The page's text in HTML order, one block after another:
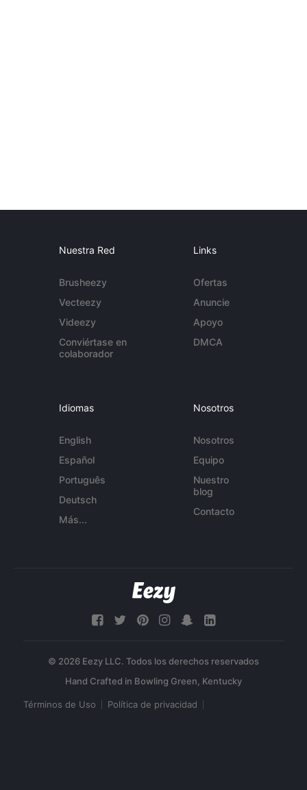
Nuestra Red
Brusheezy
Vecteezy
Videezy
Conviértase en
colaborador
Links
Ofertas
Anuncie
Apoyo
DMCA
Idiomas
English
Español
Português
Deutsch
Más...
Nosotros
Nosotros
Equipo
Nuestro
blog
Contacto
© 2026 Eezy LLC. Todos los derechos reservados
Términos de Uso Política de privacidad